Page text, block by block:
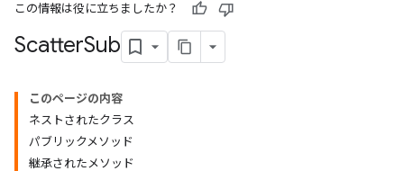
この情報は役に立ちましたか？
ScatterSub
このページの内容
ネストされたクラス
パブリックメソッド
継承されたメソッド